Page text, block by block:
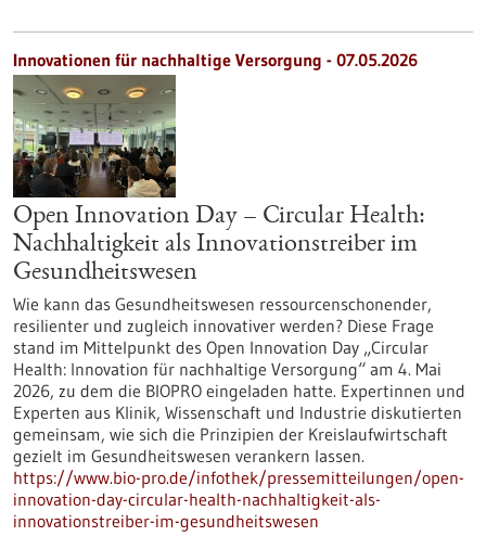
Innovationen für nachhaltige Versorgung - 07.05.2026
Open Innovation Day – Circular Health:
Nachhaltigkeit als Innovationstreiber im
Gesundheitswesen
Wie kann das Gesundheitswesen ressourcenschonender,
resilienter und zugleich innovativer werden? Diese Frage
stand im Mittelpunkt des Open Innovation Day „Circular
Health: Innovation für nachhaltige Versorgung“ am 4. Mai
2026, zu dem die BIOPRO eingeladen hatte. Expertinnen und
Experten aus Klinik, Wissenschaft und Industrie diskutierten
gemeinsam, wie sich die Prinzipien der Kreislaufwirtschaft
gezielt im Gesundheitswesen verankern lassen.
https://www.bio-pro.de/infothek/pressemitteilungen/open-
innovation-day-circular-health-nachhaltigkeit-als-
innovationstreiber-im-gesundheitswesen